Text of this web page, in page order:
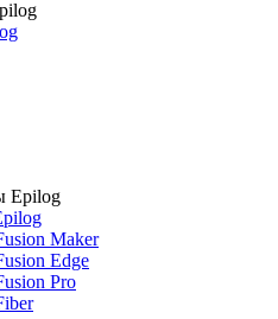
Maker
Edge
Pro